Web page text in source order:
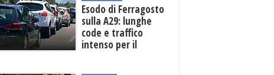
Esodo di Ferragosto
sulla A29: lunghe
code e traffico
intenso per il